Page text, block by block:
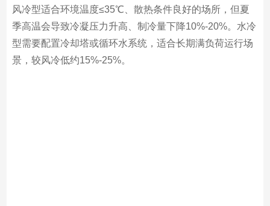
风冷型适合环境温度≤35℃、散热条件良好的场所，但夏
季高温会导致冷凝压力升高、制冷量下降10%-20%。水冷
型需要配置冷却塔或循环水系统，适合长期满负荷运行场
景，较风冷低约15%-25%。